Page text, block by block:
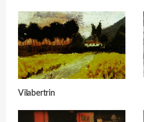
Vilabertrin